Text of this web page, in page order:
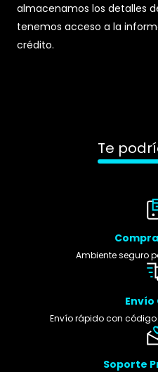
almacenamos los detalles
tenemos acceso a la
crédito.
Te
Ambiente seguro
Envío rápido con
Soporte